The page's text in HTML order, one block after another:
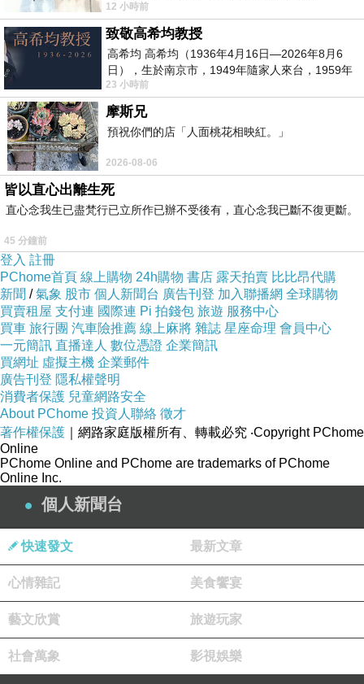
冷凍宅配食品，開箱果然是又冰又硬XD
分別為(右而左)：
水嫩舒肥雞胸(原味海鹽)
麻油舒肥雞胸(台式風味)
挪威森林舒肥雞胸(義式青醬風味)
黃金舒肥雞胸(泡菜風味)
歐巴舒肥雞胸(韓式風味)
12 小時前
致敬高希均教授
高希均 高希均（1936年4月16日—2026年8月6
日），生於南京市，1949年隨家人來台，1959年
赴美深造並取得經濟發展博士學位。曾任
23 小時前
摩斯兄
預祝你們的店「人面桃花相映紅。」
2026-08-06
皆以直心出離生死
直心念我生已盡梵行已立所作已辦不受後有，直心念我已斷不復更斷。
45 分鐘前
登入 註冊
PChome首頁 線上購物 24h購物 書店 露天拍賣 比比昂代購
新聞 /氣象 股市 個人新聞台 廣告刊登 加入聯播網 全球購物
買賣租屋 支付連 國際連 Pi 拍錢包 旅遊 服務中心
買車 旅行團 汽車險推薦 線上麻將 雜誌 星座命理 會員中心
一元簡訊 直播達人 數位憑證 企業簡訊
買網址 虛擬主機 企業郵件
廣告刊登 隱私權聲明
消費者保護 兒童網路安全
About PChome 投資人聯絡 徵才
著作權保護 ｜網路家庭版權所有、轉載必究 ‧Copyright PChome
Online
PChome Online and PChome are trademarks of PChome
Online Inc.
個人新聞台
快速發文 最新文章
心情雜記 美食饗宴
藝文欣賞 旅遊玩家
社會萬象 影視娛樂